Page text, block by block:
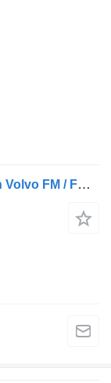
Volvo 12 ver. II (2002-2011) kamyon için Volvo FM / FH12 RIGHT / TURN SIGNAL LAMP LH (3 PINS) amortisör